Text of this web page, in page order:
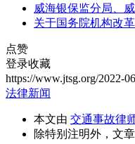
威海银保监分局、
关于国务院机构改
点赞
登录收藏
https://www.jtsg.org/2022-
法律新闻
本文由 交通事故律
除特别注明外，文